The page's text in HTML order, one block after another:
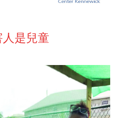
人是兒童